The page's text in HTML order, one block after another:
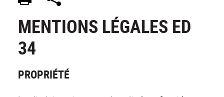
MENTIONS LÉGALES ED
34
PROPRIÉTÉ